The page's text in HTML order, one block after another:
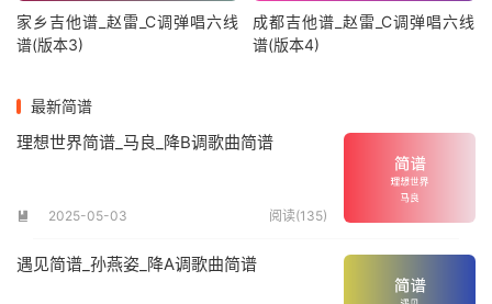
家乡吉他谱_赵雷_C调弹唱六线
谱(版本3)
成都吉他谱_赵雷_C调弹唱六线
谱(版本4)
最新简谱
理想世界简谱_马良_降B调歌曲简谱
 2025-05-03 阅读(135)
遇见简谱_孙燕姿_降A调歌曲简谱